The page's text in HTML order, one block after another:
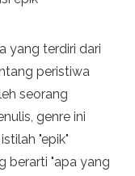
yang terdiri dari
peristiwa
seorang
genre ini
"epik"
berarti "apa yang